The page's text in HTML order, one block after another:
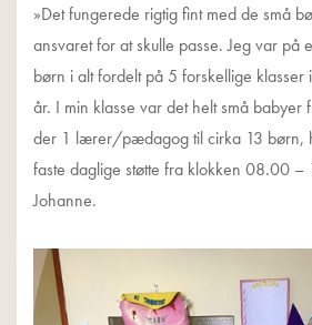
»Det fungerede rigtig fint med de små
ansvaret for at skulle passe. Jeg var
børn i alt fordelt på 5 forskellige
år. I min klasse var det helt små
der 1 lærer/pædagog til cirka 13 børn,
faste daglige støtte fra klokken 08.00 –
Johanne.